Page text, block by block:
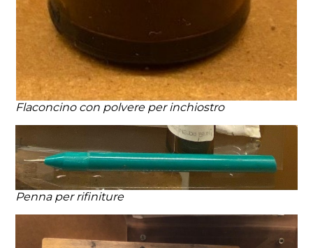
Flaconcino con polvere per inchiostro
Penna per rifiniture